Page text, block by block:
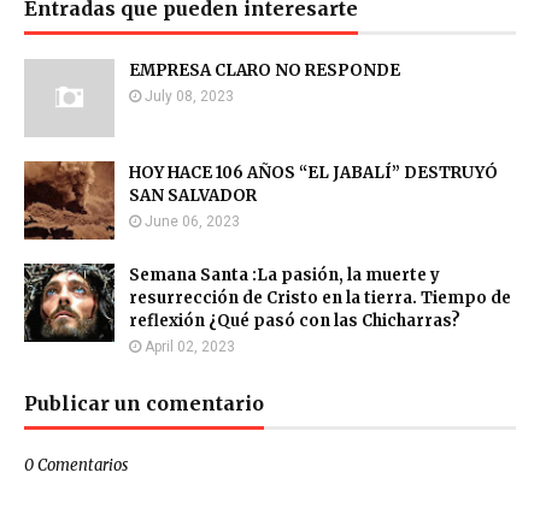
Entradas que pueden interesarte
EMPRESA CLARO NO RESPONDE
July 08, 2023
HOY HACE 106 AÑOS “EL JABALÍ” DESTRUYÓ
SAN SALVADOR
June 06, 2023
Semana Santa :La pasión, la muerte y
resurrección de Cristo en la tierra. Tiempo de
reflexión ¿Qué pasó con las Chicharras?
April 02, 2023
Publicar un comentario
0 Comentarios